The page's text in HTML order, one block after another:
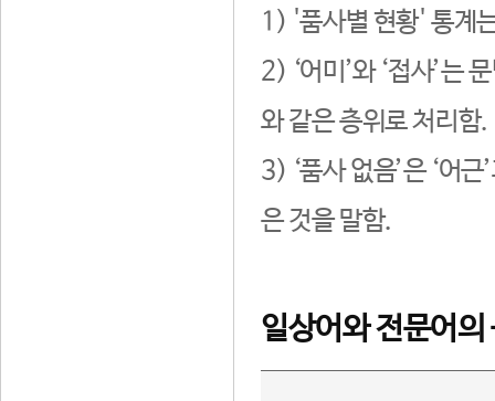
1) '품사별 현황' 통계
2) ‘어미’와 ‘접사’는
와 같은 층위로 처리함.
3) ‘품사 없음’은 ‘어
은 것을 말함.
일상어와 전문어의